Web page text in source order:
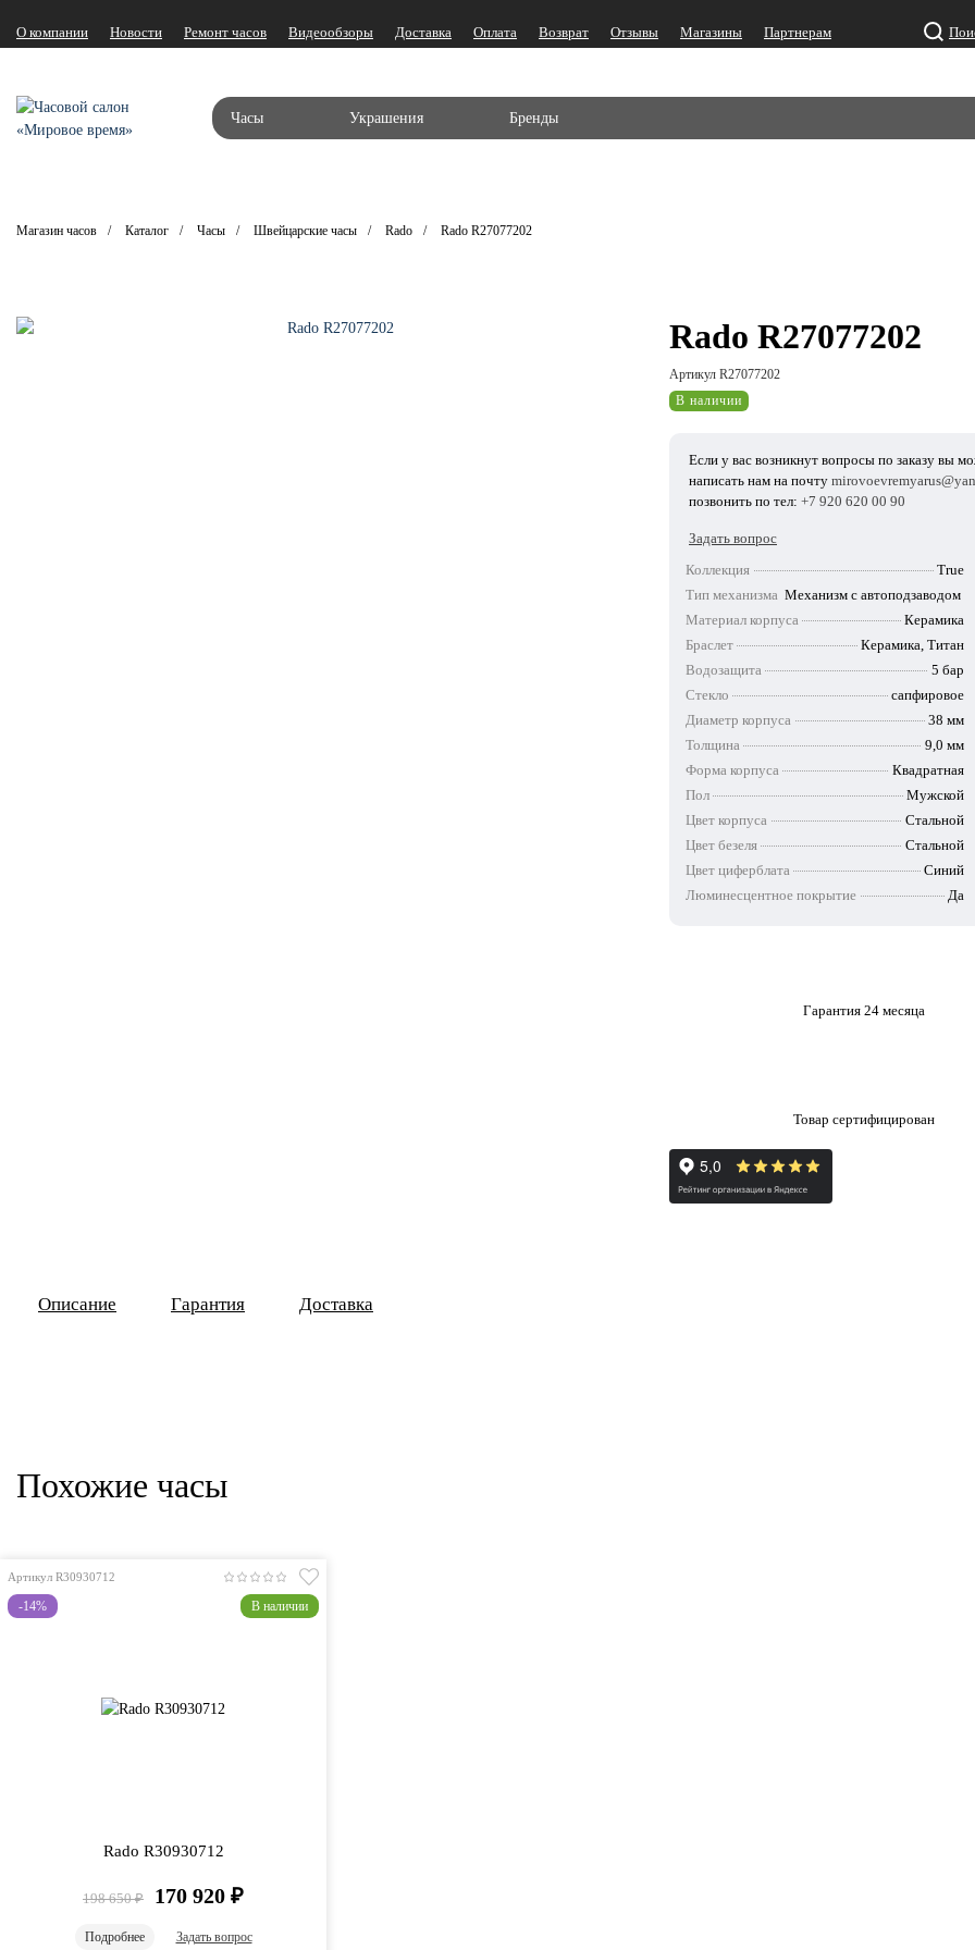
О компании Новости Ремонт часов Видеообзоры Доставка Оплата Возврат Отзывы Магазины Партнерам
Часы Украшения Бренды
Магазин часов Каталог Часы Швейцарские часы Rado Rado R27077202
Rado R27077202
Артикул R27077202
В наличии
Если у вас возникнут вопросы по заказу вы
написать нам на почту
позвонить по тел: +7 920 620 00 90
Задать вопрос
Коллекция
True
Тип механизма Механизм с автоподзаводом
Материал корпуса
Керамика
Браслет
Керамика, Титан
Водозащита
5 бар
Стекло
сапфировое
Диаметр корпуса
38 мм
Толщина
9,0 мм
Форма корпуса
Квадратная
Пол
Мужской
Цвет корпуса
Стальной
Цвет безеля
Стальной
Цвет циферблата
Синий
Люминесцентное покрытие
Да
Гарантия 24 месяца
Товар сертифицирован
Описание Гарантия Доставка
Похожие часы
Артикул R30930712
-14% В наличии
Rado R30930712
198 650 ₽ 170 920 ₽
Подробнее Задать вопрос